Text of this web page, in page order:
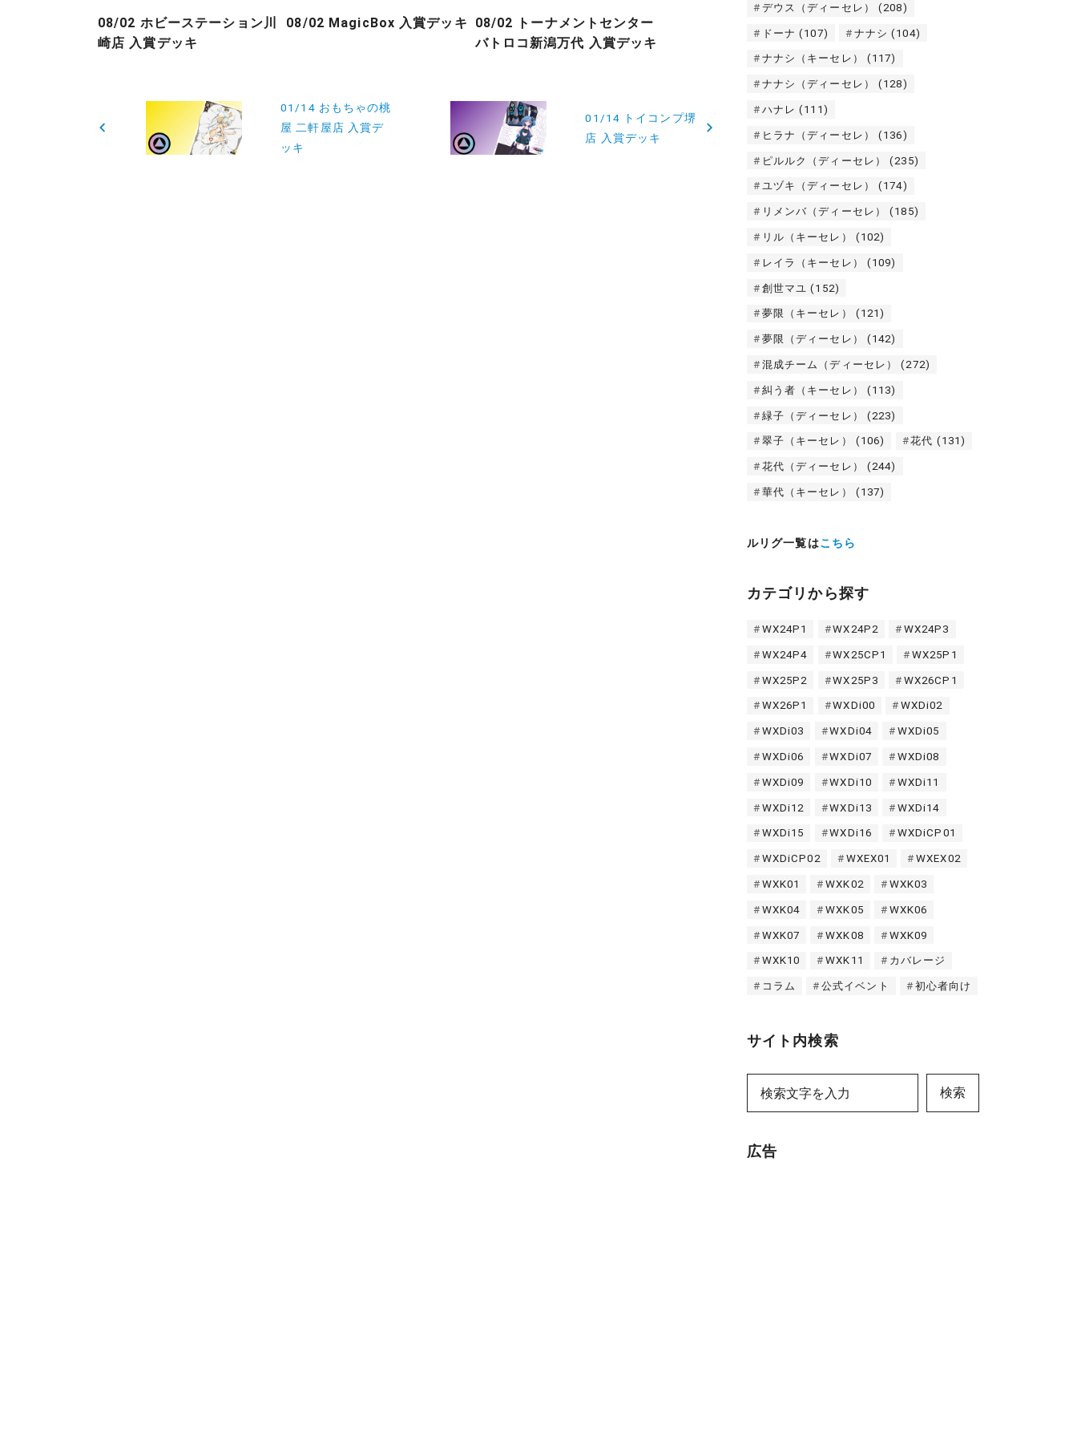
08/02 ホビーステーション川
崎店 入賞デッキ
08/02 MagicBox 入賞デッキ
08/02 トーナメントセンター
バトロコ新潟万代 入賞デッキ
稿
01/14 おもちゃの桃
屋 二軒屋店 入賞デ
ッキ
01/14 トイコンプ堺
店 入賞デッキ
デウス（ディーセレ） (208)
ドーナ (107) ナナシ (104)
ナナシ（キーセレ） (117)
ナナシ（ディーセレ） (128)
ハナレ (111)
ヒラナ（ディーセレ） (136)
ピルルク（ディーセレ） (235)
ユヅキ（ディーセレ） (174)
リメンバ（ディーセレ） (185)
リル（キーセレ） (102)
レイラ（キーセレ） (109)
創世マユ (152)
夢限（キーセレ） (121)
夢限（ディーセレ） (142)
混成チーム（ディーセレ） (272)
糾う者（キーセレ） (113)
緑子（ディーセレ） (223)
翠子（キーセレ） (106) 花代 (131)
花代（ディーセレ） (244)
華代（キーセレ） (137)
ルリグ一覧はこちら
カテゴリから探す
WX24P1 WX24P2 WX24P3
WX24P4 WX25CP1 WX25P1
WX25P2 WX25P3 WX26CP1
WX26P1 WXDi00 WXDi02
WXDi03 WXDi04 WXDi05
WXDi06 WXDi07 WXDi08
WXDi09 WXDi10 WXDi11
WXDi12 WXDi13 WXDi14
WXDi15 WXDi16 WXDiCP01
WXDiCP02 WXEX01 WXEX02
WXK01 WXK02 WXK03
WXK04 WXK05 WXK06
WXK07 WXK08 WXK09
WXK10 WXK11 カバレージ
コラム 公式イベント 初心者向け
サイト内検索
検索
広告